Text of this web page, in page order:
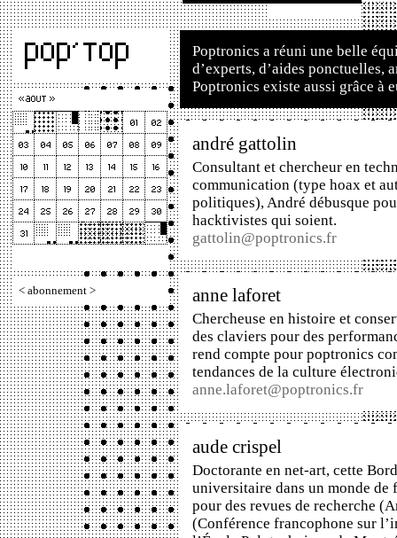
< abonnement >
Poptronics a réuni une belle
d’experts, d’aides ponctuelles,
Poptronics existe aussi grâce à
andré gattolin
Consultant et chercheur en
communication (type hoax et
politiques), André débusque
hacktivistes qui soient.
gattolin@poptronics.fr
anne laforet
Chercheuse en histoire et
des claviers pour des
rend compte pour poptronics
tendances de la culture
anne.laforet@poptronics.fr
aude crispel
Doctorante en net-art, cette
universitaire dans un monde
pour des revues de recherche (
(Conférence francophone sur